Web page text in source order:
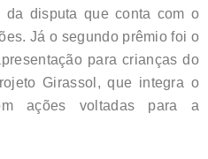
da disputa que conta com o
Já o segundo prêmio foi o
para crianças do
Girassol, que integra o
ações voltadas para a